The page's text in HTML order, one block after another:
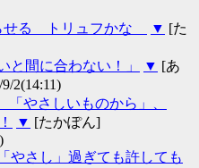
せる トリュフかな ▼ [た
と間に合わない！」 ▼ [あ
2(14:11)
「やさしいものから」、
▼ [たかぽん]
やさし」過ぎても許しても